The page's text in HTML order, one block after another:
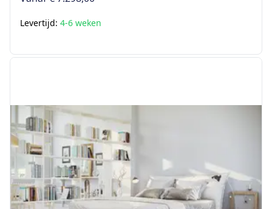
Levertijd: 4-6 weken